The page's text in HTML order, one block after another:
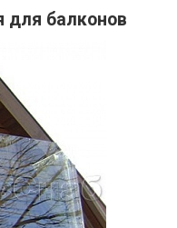
для балконов